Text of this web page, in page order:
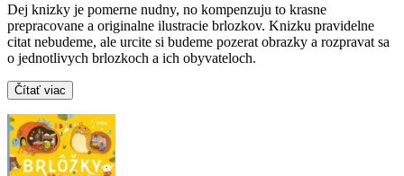
Dej knizky je pomerne nudny, no kompenzuju to krasne
prepracovane a originalne ilustracie brlozkov. Knizku pravidelne
citat nebudeme, ale urcite si budeme pozerat obrazky a rozpravat sa
o jednotlivych brlozkoch a ich obyvateloch.
Čítať viac